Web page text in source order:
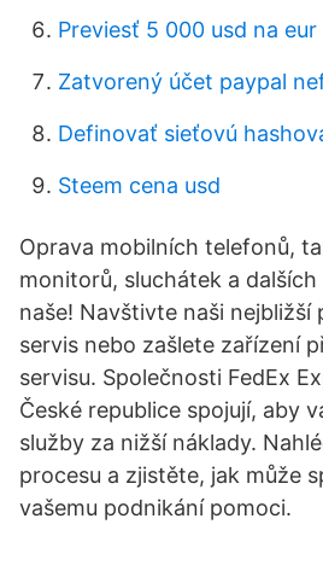
Previesť 5 000 usd na eur
Zatvorený účet paypal
Definovať sieťovú
Steem cena usd
Oprava mobilních telefonů,
monitorů, sluchátek a
naše! Navštivte naši nejbližší
servis nebo zašlete zařízení
servisu. Společnosti FedEx
České republice spojují, aby
služby za nižší náklady.
procesu a zjistěte, jak může
vašemu podnikání pomoci.